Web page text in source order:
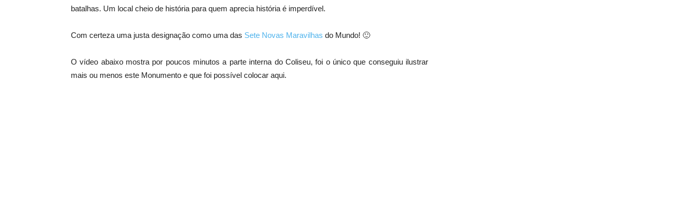
batalhas. Um local cheio de história para quem aprecia história é imperdível.
Com certeza uma justa designação como uma das Sete Novas Maravilhas do Mundo! 🙂
O vídeo abaixo mostra por poucos minutos a parte interna do Coliseu, foi o único que conseguiu ilustrar
mais ou menos este Monumento e que foi possível colocar aqui.